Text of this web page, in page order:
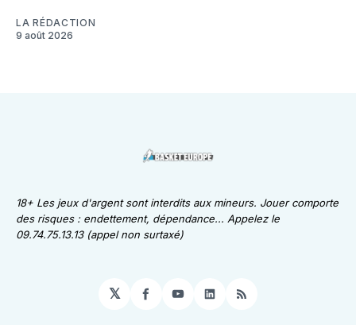
LA RÉDACTION
9 août 2026
18+ Les jeux d'argent sont interdits aux mineurs. Jouer comporte
des risques : endettement, dépendance... Appelez le
09.74.75.13.13 (appel non surtaxé)
𝕏 Facebook
YouTube
LinkedIn
RSS